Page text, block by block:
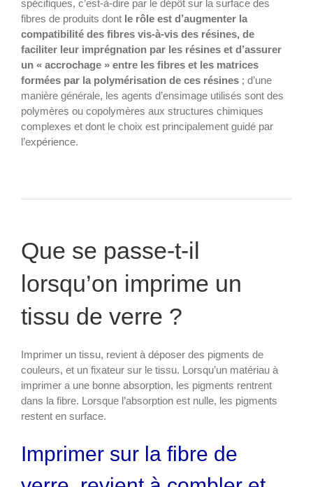
spécifiques, c’est-à-dire par le dépôt sur la surface des
fibres de produits dont le rôle est d’augmenter la
compatibilité des fibres vis-à-vis des résines, de
faciliter leur imprégnation par les résines et d’assurer
un « accrochage » entre les fibres et les matrices
formées par la polymérisation de ces résines; d’une
manière générale, les agents d’ensimage utilisés sont des
polymères ou copolymères aux structures chimiques
complexes et dont le choix est principalement guidé par
l’expérience.
Que se passe-t-il
lorsqu’on imprime un
tissu de verre ?
Imprimer un tissu, revient à déposer des pigments de
couleurs, et un fixateur sur le tissu. Lorsqu’un matériau à
imprimer a une bonne absorption, les pigments rentrent
dans la fibre. Lorsque l’absorption est nulle, les pigments
restent en surface.
Imprimer sur la fibre de